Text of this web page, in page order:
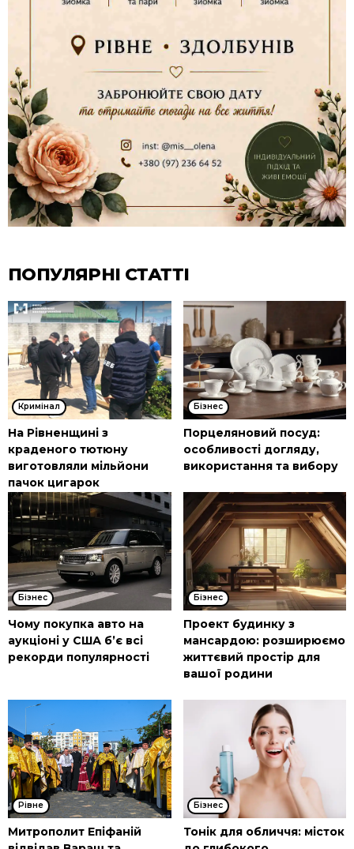
ПОПУЛЯРНІ СТАТТІ
Кримінал
На Рівненщині з
краденого тютюну
виготовляли мільйони
пачок цигарок
Бізнес
Порцеляновий посуд:
особливості догляду,
використання та вибору
Бізнес
Чому покупка авто на
аукціоні у США б’є всі
рекорди популярності
Бізнес
Проект будинку з
мансардою: розширюємо
життєвий простір для
вашої родини
Рівне
Митрополит Епіфаній
Бізнес
Тонік для обличчя: місток